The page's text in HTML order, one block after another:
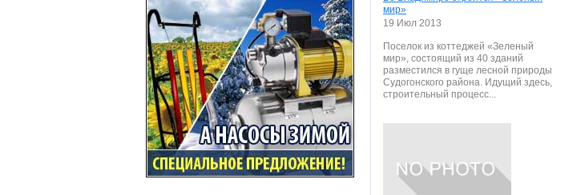
мир»
19 Июл 2013
Поселок из коттеджей «Зеленый
мир», состоящий из 40 зданий
разместился в гуще лесной природы
Судогонского района. Идущий здесь,
строительный процесс...